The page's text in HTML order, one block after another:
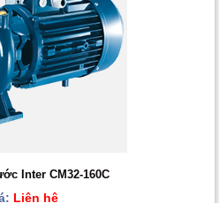
Inter CM32-160C
Liên hệ